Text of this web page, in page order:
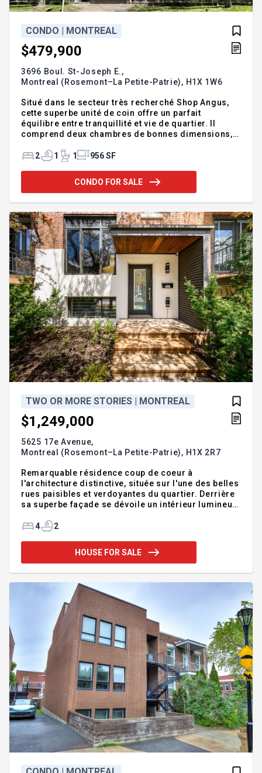
CONDO | MONTREAL
$479,900
3696 Boul. St-Joseph E.,
Montreal (Rosemont–La Petite-Patrie), H1X 1W6
Situé dans le secteur très recherché Shop Angus,
cette superbe unité de coin offre un parfait
équilibre entre tranquillité et vie de quartier. Il
comprend deux chambres de bonnes dimensions,
espace salon et salle à manger à aire ouverte,
stationnement extérieur, un atout rare en ville. À
proximité des commerces, parcs et transports en
Une belle opportunité à saisir ! Cette belle unité de
coin offre une ab
2 1 1 956 SF
CONDO FOR SALE
TWO OR MORE STORIES | MONTREAL
$1,249,000
5625 17e Avenue,
Montreal (Rosemont–La Petite-Patrie), H1X 2R7
Remarquable résidence coup de coeur à
l'architecture distinctive, située sur l'une des belles
rues paisibles et verdoyantes du quartier. Derrière
sa superbe façade se dévoile un intérieur lumineux
fenêtres surdimensionnées et foyer double face
vie décloisonnée s'articule autour d'une cuisine
soigneusement pensée, alliant raffinement et
lumière grâce à un puits de lumière. Cour
paysagée, stationnement
4 2
HOUSE FOR SALE